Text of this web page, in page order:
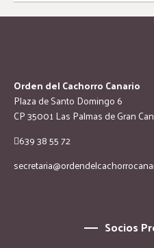
Orden del Cachorro Canario
Plaza de Santo Domingo 6
CP 35001 Las Palmas de Gran
639 38 55 72
Socios